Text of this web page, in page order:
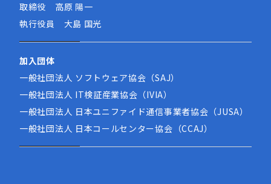
取締役 高原 陽一
執行役員 大島 国光
加入団体
一般社団法人 ソフトウェア協会（SAJ）
一般社団法人 IT検証産業協会（IVIA）
一般社団法人 日本ユニファイド通信事業者協会（JUSA）
一般社団法人 日本コールセンター協会（CCAJ）